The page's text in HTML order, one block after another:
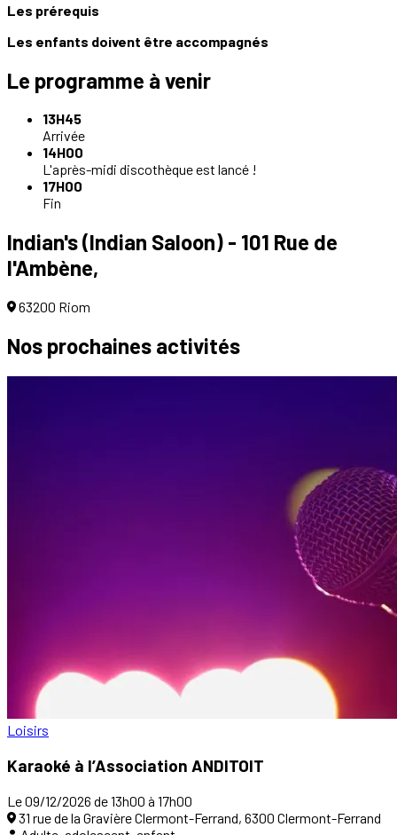
Les prérequis
Les enfants doivent être accompagnés
Le programme à venir
13H45
Arrivée
14H00
L'après-midi discothèque est lancé !
17H00
Fin
Indian's (Indian Saloon) - 101 Rue de
l'Ambène,
63200 Riom
Nos prochaines activités
Loisirs
Karaoké à l’Association ANDITOIT
Le 09/12/2026 de 13h00 à 17h00
31 rue de la Gravière Clermont-Ferrand, 6300 Clermont-Ferrand